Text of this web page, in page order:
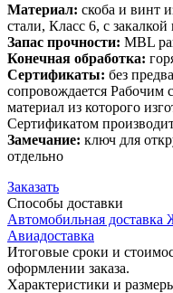
Материал: скоба и винт
стали, Класс 6, с
Запас прочности: MBL
Конечная обработка:
Сертификаты: без
сопровождается Рабочим
материал из которого
Сертификатом
Замечание: ключ для
отдельно
Заказать
Способы доставки
Автомобильная доставка
Авиадоставка
Итоговые сроки и
оформлении заказа.
Характеристики и